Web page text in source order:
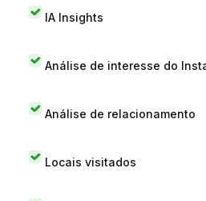
IA Insights
Análise de interesse do
Análise de relacionamento
Locais visitados